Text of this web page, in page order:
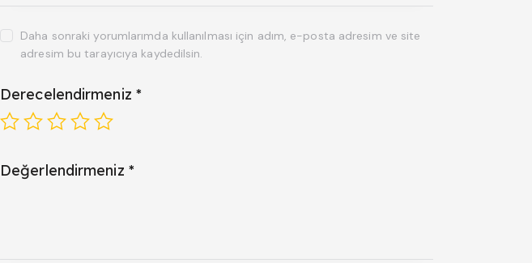
Daha sonraki yorumlarımda kullanılması için adım, e-posta adresim ve site
adresim bu tarayıcıya kaydedilsin.
Derecelendirmeniz *
Değerlendirmeniz *